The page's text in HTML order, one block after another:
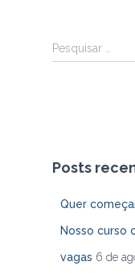
P
e
a
Pesquisar …
Posts
Quer
Nosso curso
vagas 6 de